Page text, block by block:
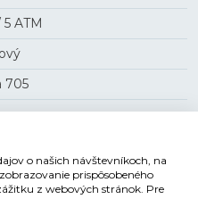
ATM
705
o našich návštevníkoch, na
prispôsobeného
z webových stránok. Pre